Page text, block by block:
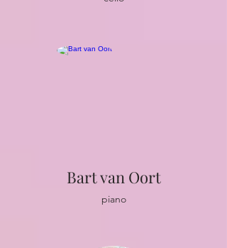
Bart van Oort
piano